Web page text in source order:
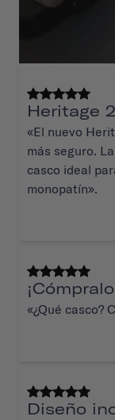
Heritage
«El nuevo
más seguro.
casco ideal
monopatín».
«¿Qué casco?
Diseño